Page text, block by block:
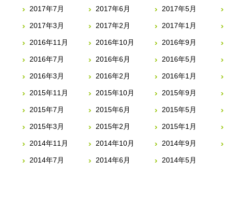
2017年7月 2017年6月 2017年5月
2017年3月 2017年2月 2017年1月
2016年11月 2016年10月 2016年9月
2016年7月 2016年6月 2016年5月
2016年3月 2016年2月 2016年1月
2015年11月 2015年10月 2015年9月
2015年7月 2015年6月 2015年5月
2015年3月 2015年2月 2015年1月
2014年11月 2014年10月 2014年9月
2014年7月 2014年6月 2014年5月